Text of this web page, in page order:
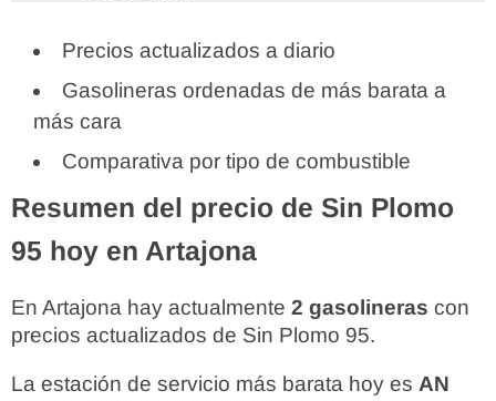
Precios actualizados a diario
Gasolineras ordenadas de más barata a
más cara
Comparativa por tipo de combustible
Resumen del precio de Sin Plomo
95 hoy en Artajona
En Artajona hay actualmente 2 gasolineras con
precios actualizados de Sin Plomo 95.
La estación de servicio más barata hoy es AN